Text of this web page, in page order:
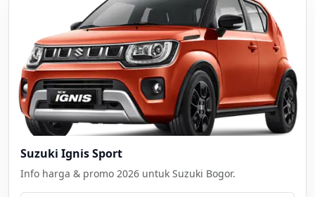
Suzuki Ignis Sport
Info harga & promo 2026 untuk Suzuki Bogor.